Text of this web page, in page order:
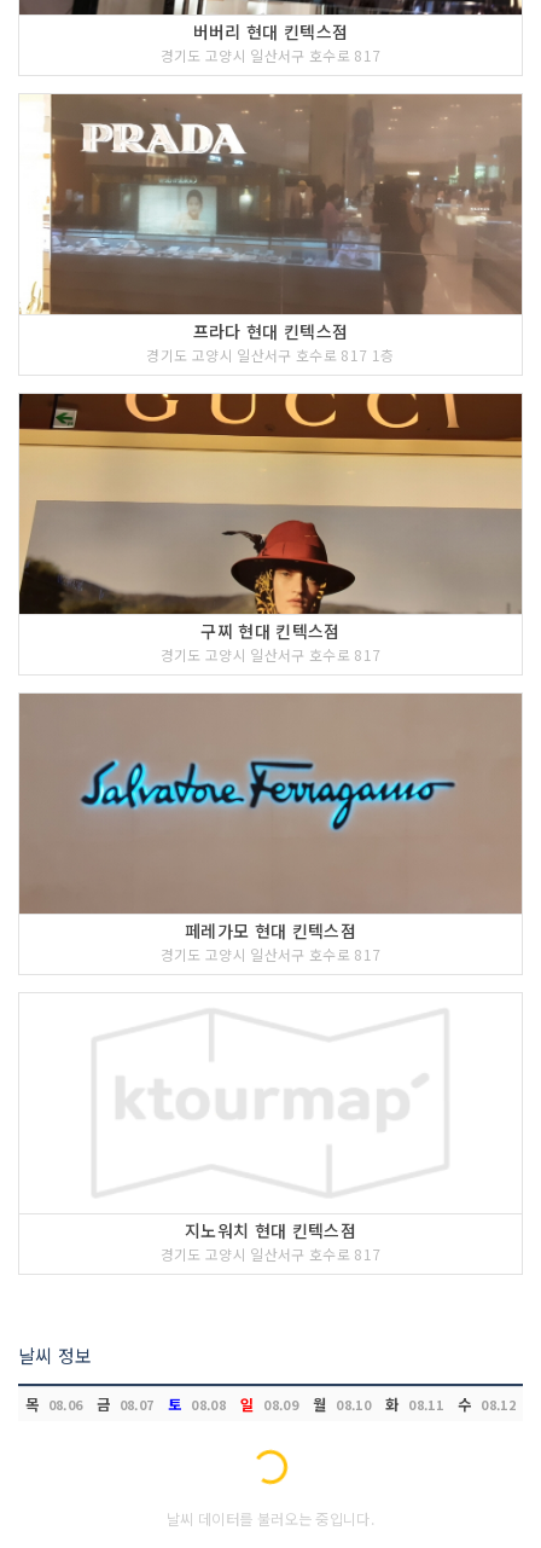
버버리 현대 킨텍스점
경기도 고양시 일산서구 호수로 817
프라다 현대 킨텍스점
경기도 고양시 일산서구 호수로 817 1층
구찌 현대 킨텍스점
경기도 고양시 일산서구 호수로 817
페레가모 현대 킨텍스점
경기도 고양시 일산서구 호수로 817
지노워치 현대 킨텍스점
경기도 고양시 일산서구 호수로 817
날씨 정보
목 08.06 금 08.07 토 08.08 일 08.09 월 08.10 화 08.11 수 08.12
Loading...
날씨 데이터를 불러오는 중입니다.